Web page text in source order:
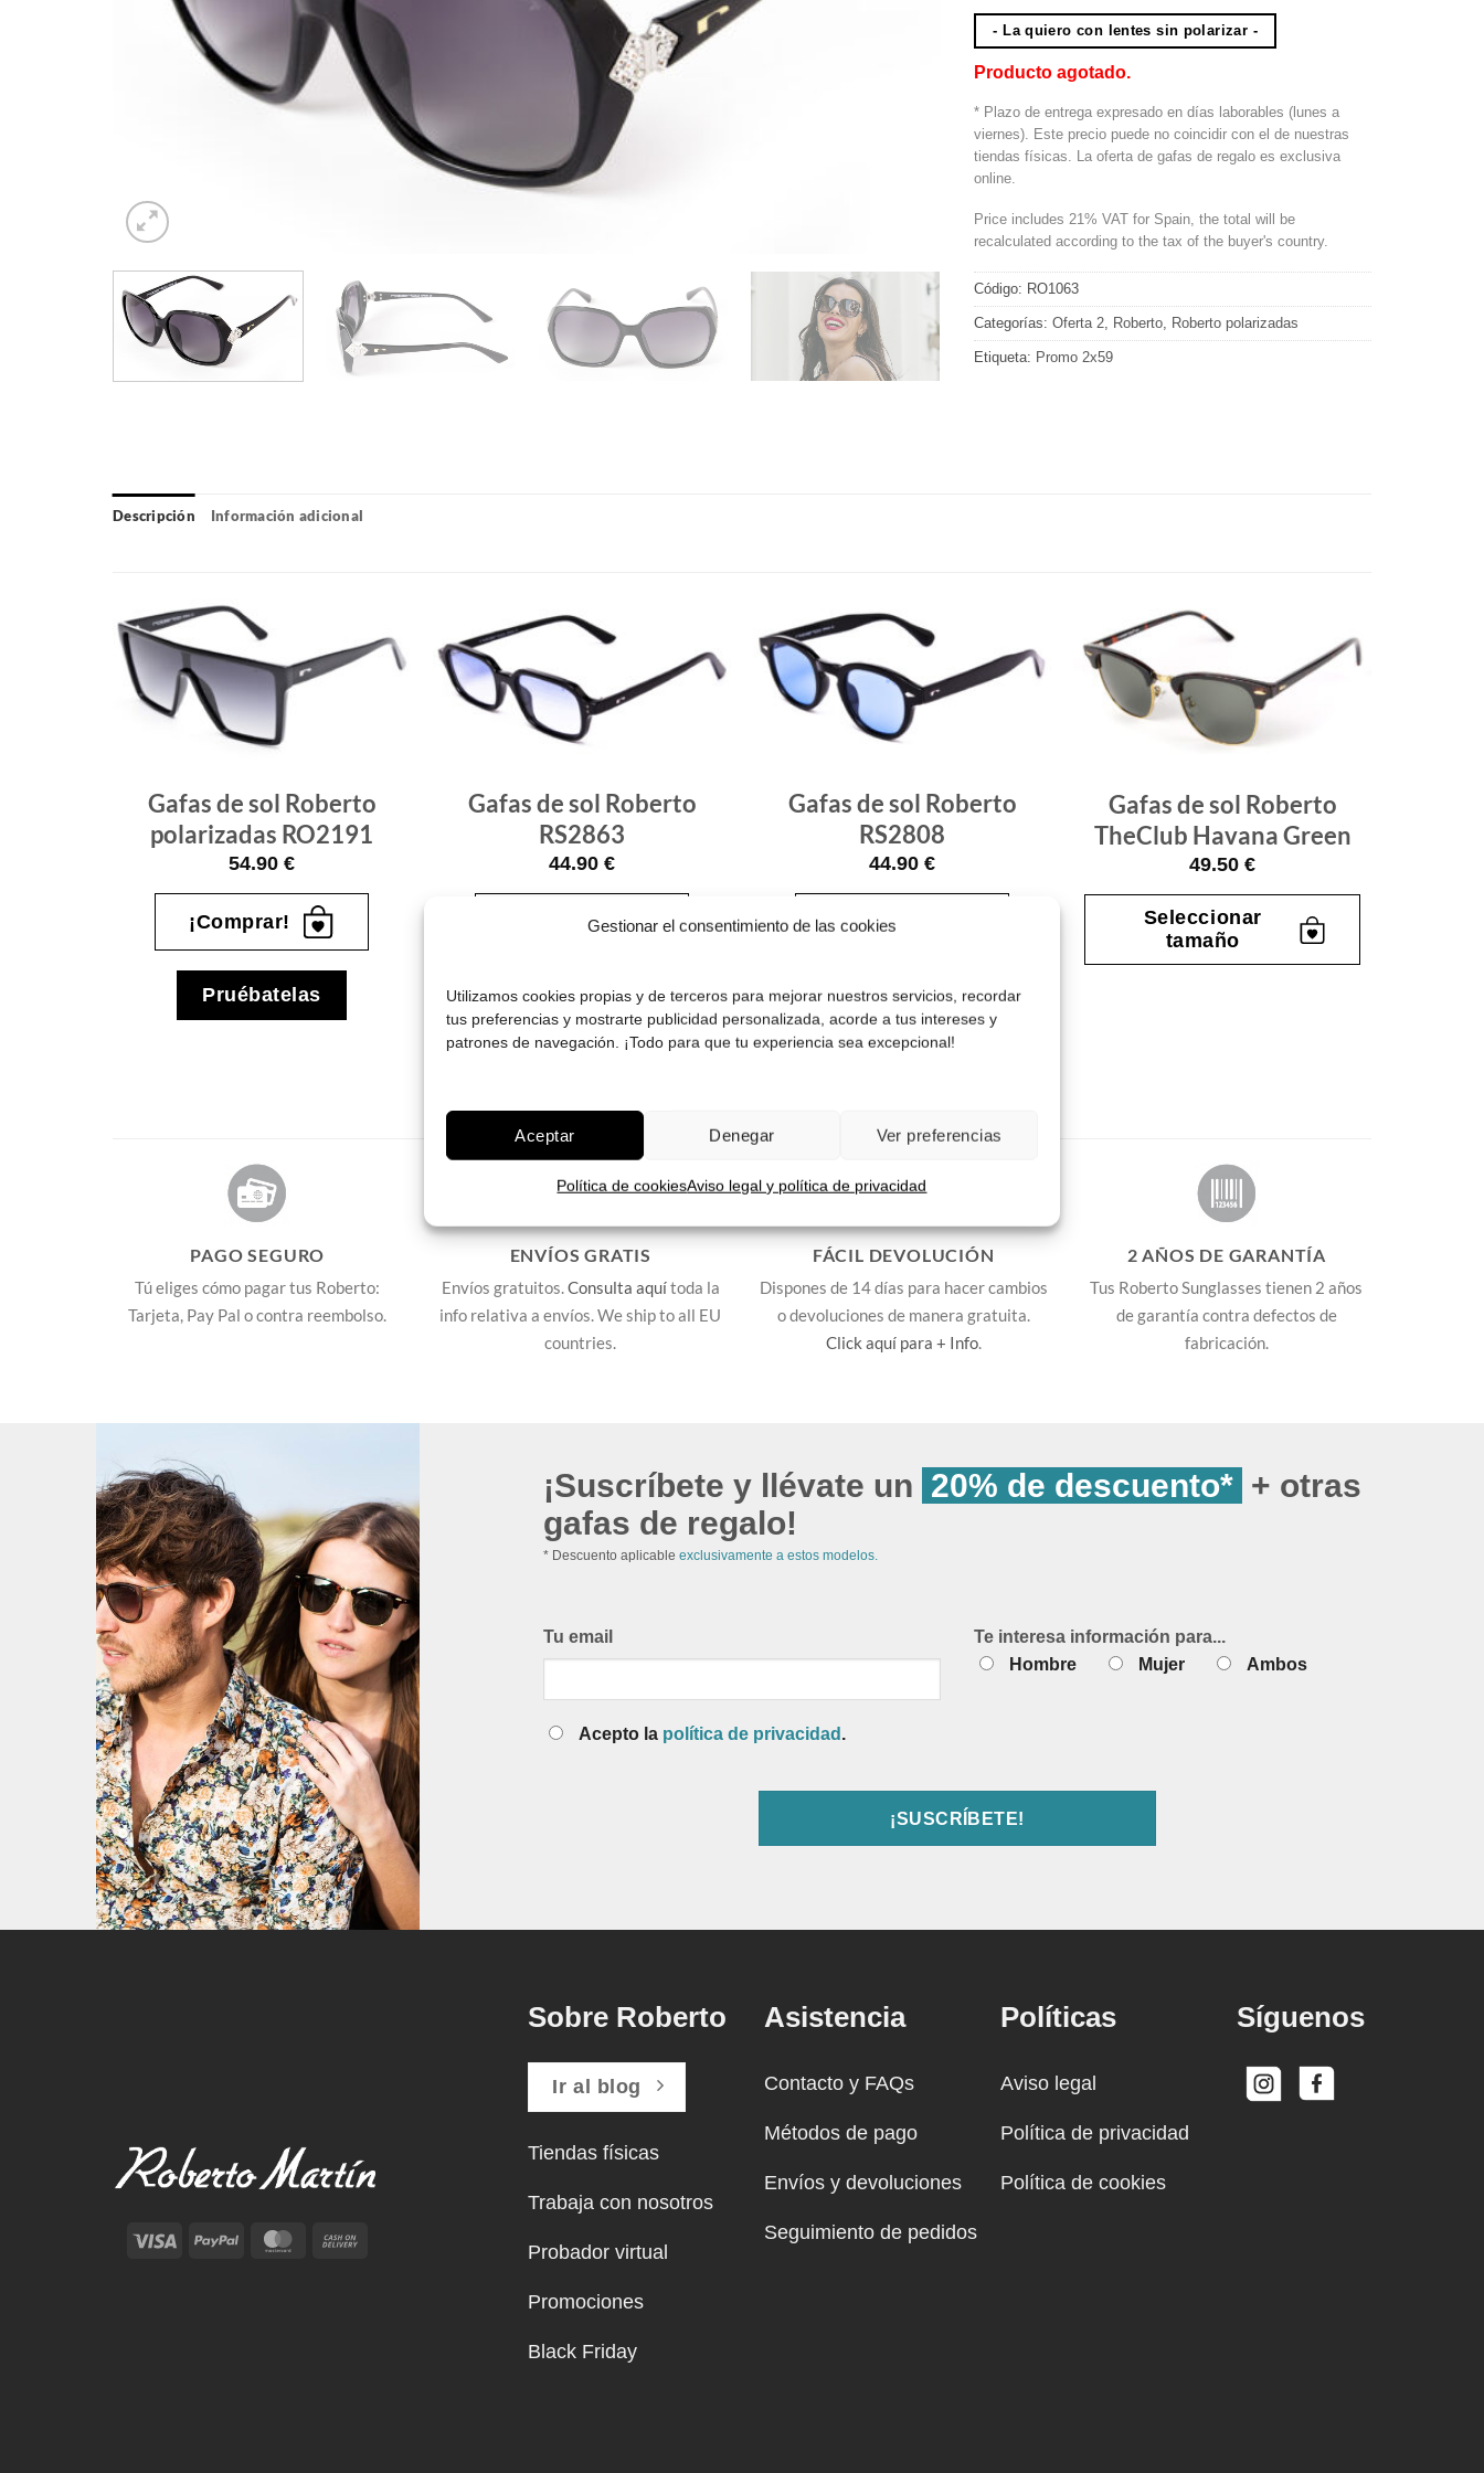
Gestionar el consentimiento de las cookies
Utilizamos cookies propias y de terceros para mejorar nuestros servicios, recordar
tus preferencias y mostrarte publicidad personalizada, acorde a tus intereses y
patrones de navegación. ¡Todo para que tu experiencia sea excepcional!
Aceptar Denegar Ver preferencias
Política de cookiesAviso legal y política de privacidad
- La quiero con lentes sin polarizar -
Producto agotado.
* Plazo de entrega expresado en días laborables (lunes a
viernes). Este precio puede no coincidir con el de nuestras
tiendas físicas. La oferta de gafas de regalo es exclusiva
online.
Price includes 21% VAT for Spain, the total will be
recalculated according to the tax of the buyer's country.
Código: RO1063
Categorías: Oferta 2, Roberto, Roberto polarizadas
Etiqueta: Promo 2x59
Descripción Información adicional
Gafas
Gafas de sol Roberto
polarizadas RO2191
54.90 €
¡Comprar!
Pruébatelas
Gafas
de sol
Gafas de sol Roberto
RS2863
44.90 €
¡Comprar!
Gafas
de sol
Gafas de sol Roberto
RS2808
44.90 €
¡Comprar!
Gafas
de sol
Gafas de sol Roberto
TheClub Havana Green
49.50 €
Seleccionar
tamaño
opciones
se
pueden
elegir
en
la
página
PAGO SEGURO
Tú eliges cómo pagar tus Roberto:
Tarjeta, Pay Pal o contra reembolso.
ENVÍOS GRATIS
Envíos gratuitos. Consulta aquítoda la
info relativa a envíos. We ship to all EU
countries.
FÁCIL DEVOLUCIÓN
Dispones de 14 días para hacer cambios
o devoluciones de manera gratuita.
Click aquí para + Info.
2 AÑOS DE GARANTÍA
Tus Roberto Sunglasses tienen 2 años
de garantía contra defectos de
fabricación.
¡Suscríbete y llévate un 20% de descuento* + otras
gafas de regalo!
* Descuento aplicable exclusivamente a estos modelos.
Tu email
Acepto la política de privacidad .
Te interesa información para...
Hombre
Mujer Ambos
Visa PayPal MasterCard
Sobre Roberto
Ir al blog
Tiendas físicas
Trabaja con nosotros
Probador virtual
Promociones
Black Friday
Asistencia
Contacto y FAQs
Métodos de pago
Envíos y devoluciones
Seguimiento de pedidos
Políticas
Aviso legal
Política de privacidad
Política de cookies
Síguenos